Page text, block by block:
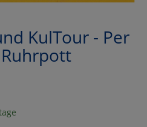
KulTour - Per